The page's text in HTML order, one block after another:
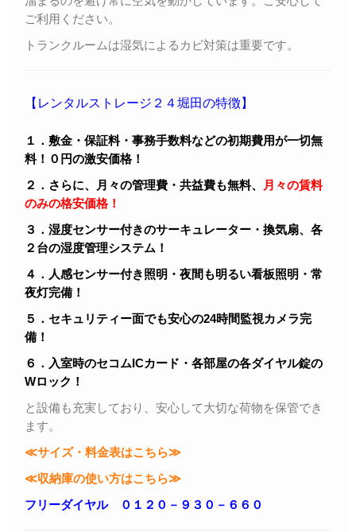
ご利用ください。
トランクルームは湿気によるカビ対策は重要です。
【レンタルストレージ２４堀田の特徴】
１．敷金・保証料・事務手数料などの初期費用が一切無
料！０円の激安価格！
２．さらに、月々の管理費・共益費も無料、
月々の賃料
のみの格安価格！
３．湿度センサー付きのサーキュレーター・換気扇、各
２台の湿度管理システム！
４．人感センサー付き照明・夜間も明るい看板照明・常
夜灯完備！
５．セキュリティー面でも安心の24時間監視カメラ完
備！
６．入室時のセコムICカード・各部屋の各ダイヤル錠の
Wロック！
と設備も充実しており、安心して大切な荷物を保管でき
ます。
≪サイズ・料金表はこちら≫
≪収納庫の使い方はこちら≫
フリーダイヤル ０１２０－９３０－６６０